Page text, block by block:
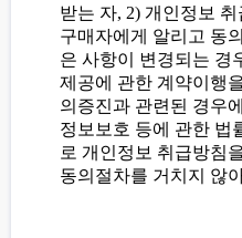
받는 자, 2) 개인정보
구매자에게 알리고 동
은 사항이 변경되는 경
제공에 관한 계약이행
의증진과 관련된 경우
정보보호 등에 관한 법
로 개인정보 취급방침
동의절차를 거치지 않